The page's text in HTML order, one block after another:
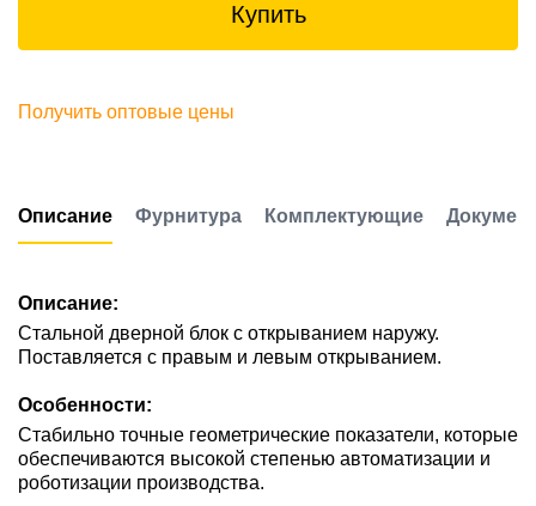
Купить
Получить оптовые цены
Описание Фурнитура Комплектующие
Описание:
Стальной дверной блок с открыванием наружу.
Поставляется с правым и левым открыванием.
Особенности:
Стабильно точные геометрические показатели, которые
обеспечиваются высокой степенью автоматизации и
роботизации производства.